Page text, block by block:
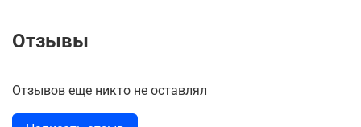
Отзывы
Отзывов еще никто не оставлял